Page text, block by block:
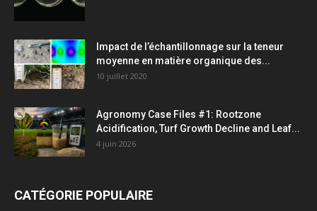
Impact de l’échantillonnage sur la teneur
moyenne en matière organique des...
10 juillet 2020
Agronomy Case Files #1: Rootzone
Acidification, Turf Growth Decline and Leaf...
4 juin 2026
CATÉGORIE POPULAIRE